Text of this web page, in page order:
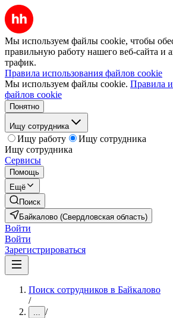
Мы используем файлы cookie, чтобы
правильную работу нашего веб-сайта и
трафик.
Правила использования файлов cookie
Мы используем файлы cookie. Правила
файлов cookie
Понятно
Ищу сотрудника
Ищу работу
Ищу сотрудника
Ищу сотрудника
Сервисы
Помощь
Ещё
Поиск
Байкалово (Свердловская область)
Войти
Войти
Зарегистрироваться
Поиск сотрудников в Байкалово
/
... /